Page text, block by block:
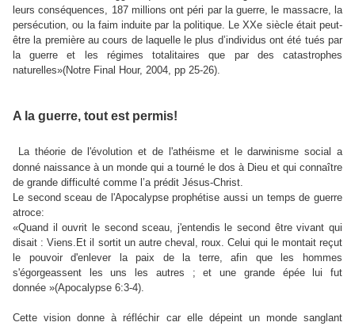
leurs conséquences, 187 millions ont péri par la guerre, le massacre, la
persécution, ou la faim induite par la politique. Le XXe siècle était peut-
être la première au cours de laquelle le plus d’individus ont été tués par
la guerre et les régimes totalitaires que par des catastrophes
naturelles»(Notre Final Hour, 2004, pp 25-26).
A la guerre, tout est permis!
La théorie de l'évolution et de l'athéisme et le darwinisme social a
donné naissance à un monde qui a tourné le dos à Dieu et qui connaître
de grande difficulté comme l’a prédit Jésus-Christ.
Le second sceau de l'Apocalypse prophétise aussi un temps de guerre
atroce:
«Quand il ouvrit le second sceau, j'entendis le second être vivant qui
disait : Viens.Et il sortit un autre cheval, roux. Celui qui le montait reçut
le pouvoir d'enlever la paix de la terre, afin que les hommes
s'égorgeassent les uns les autres ; et une grande épée lui fut
donnée »(Apocalypse 6:3-4).
Cette vision donne à réfléchir car elle dépeint un monde sanglant